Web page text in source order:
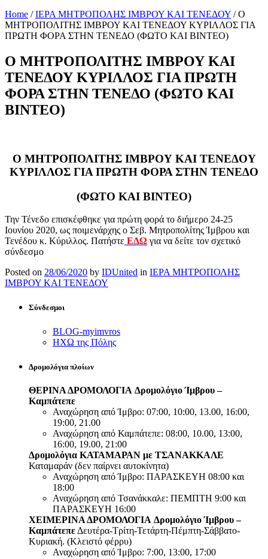
Home /ΙΕΡΑ ΜΗΤΡΟΠΟΛΗΣ ΙΜΒΡΟΥ ΚΑΙ ΤΕΝΕΔΟΥ /Ο
ΜΗΤΡΟΠΟΛΙΤΗΣ ΙΜΒΡΟΥ ΚΑΙ ΤΕΝΕΔΟΥ ΚΥΡΙΛΛΟΣ ΓΙΑ
ΠΡΩΤΗ ΦΟΡΑ ΣΤΗΝ ΤΕΝΕΔΟ (ΦΩΤΟ ΚΑΙ ΒΙΝΤΕΟ)
Ο ΜΗΤΡΟΠΟΛΙΤΗΣ ΙΜΒΡΟΥ ΚΑΙ
ΤΕΝΕΔΟΥ ΚΥΡΙΛΛΟΣ ΓΙΑ ΠΡΩΤΗ
ΦΟΡΑ ΣΤΗΝ ΤΕΝΕΔΟ (ΦΩΤΟ ΚΑΙ
ΒΙΝΤΕΟ)
Ο ΜΗΤΡΟΠΟΛΙΤΗΣ ΙΜΒΡΟΥ ΚΑΙ ΤΕΝΕΔΟΥ
ΚΥΡΙΛΛΟΣ ΓΙΑ ΠΡΩΤΗ ΦΟΡΑ ΣΤΗΝ ΤΕΝΕΔΟ
(ΦΩΤΟ ΚΑΙ ΒΙΝΤΕΟ)
Την Τένεδο επισκέφθηκε για πρώτη φορά το διήμερο 24-25
Ιουνίου 2020, ως ποιμενάρχης ο Σεβ. Μητροπολίτης Ίμβρου και
Τενέδου κ. Κύριλλος. Πατήστε ΕΔΩ για να δείτε τον σχετικό
σύνδεσμο
Posted on 28/06/2020 by IDUnited in ΙΕΡΑ ΜΗΤΡΟΠΟΛΗΣ
ΙΜΒΡΟΥ ΚΑΙ ΤΕΝΕΔΟΥ
Σύνδεσμοι
BLOG-myimvros
ΗΧΩ της Πόλης
Δρομολόγια πλοίων
ΘΕΡΙΝΑ ΔΡΟΜΟΛΟΓΙΑ Δρομολόγιο Ίμβρου –
Καμπάτεπε
Αναχώρηση από Ίμβρο: 07:00, 10:00, 13.00, 16:00,
19:00, 21.00
Αναχώρηση από Καμπάτεπε: 08:00, 10.00, 13:00,
16:00, 19.00, 21:00
Δρομολόγια ΚΑΤΑΜΑΡΑΝ με ΤΣΑΝΑΚΚΑΛΕ
Καταμαράν (δεν παίρνει αυτοκίνητα)
Αναχώρηση από Ίμβρο: ΠΑΡΑΣΚΕΥΗ 08:00 και
18:00
Αναχώρηση από Τσανάκκαλε: ΠΕΜΠΤΗ 9:00 και
ΠΑΡΑΣΚΕΥΗ 16:00
ΧΕΙΜΕΡΙΝΑ ΔΡΟΜΟΛΟΓΙΑ Δρομολόγιο Ίμβρου –
Καμπάτεπε Δευτέρα-Τρίτη-Τετάρτη-Πέμπτη-Σάββατο-
Κυριακή. (Κλειστό φέρρυ)
Αναχώρηση από Ίμβρο: 7:00, 13:00, 17:00